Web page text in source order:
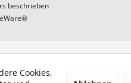
beschrieben
Cookies,